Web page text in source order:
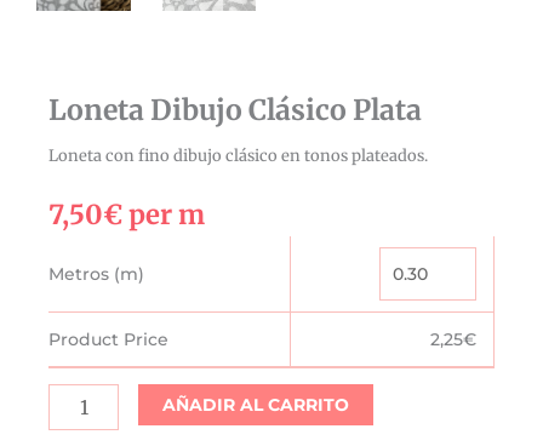
Loneta Dibujo Clásico Plata
Loneta con fino dibujo clásico en tonos plateados.
7,50€per m
Metros (m)
Product Price 2,25€
Dibujo
Clásico
Plata
cantidad
AÑADIR AL CARRITO